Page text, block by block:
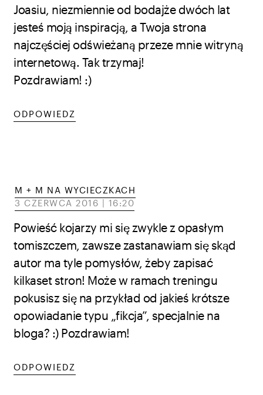
Joasiu, niezmiennie od bodajże dwóch lat
jesteś moją inspiracją, a Twoja strona
najczęściej odświeżaną przeze mnie witryną
internetową. Tak trzymaj!
Pozdrawiam! :)
ODPOWIEDZ
M + M NA WYCIECZKACH
3 CZERWCA 2016 | 16:20
Powieść kojarzy mi się zwykle z opasłym
tomiszczem, zawsze zastanawiam się skąd
autor ma tyle pomysłów, żeby zapisać
kilkaset stron! Może w ramach treningu
pokusisz się na przykład od jakieś krótsze
opowiadanie typu „fikcja”, specjalnie na
bloga? :) Pozdrawiam!
ODPOWIEDZ